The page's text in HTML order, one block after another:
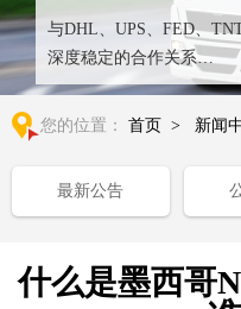
与DHL、UPS、FED、
深度稳定的合作关系
整合全球优质物流运输资
您的位置： 首页 > 新闻
最新公告
什么是墨西哥